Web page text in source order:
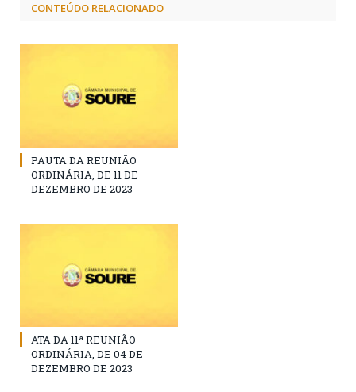
CONTEÚDO RELACIONADO
PAUTA DA REUNIÃO
ORDINÁRIA, DE 11 DE
DEZEMBRO DE 2023
ATA DA 11ª REUNIÃO
ORDINÁRIA, DE 04 DE
DEZEMBRO DE 2023